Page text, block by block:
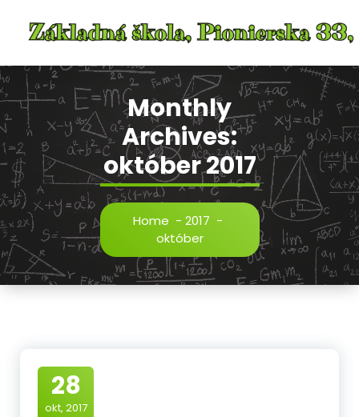
content
Monthly
Archives:
október 2017
Home - 2017 -
október
28
okt, 2017